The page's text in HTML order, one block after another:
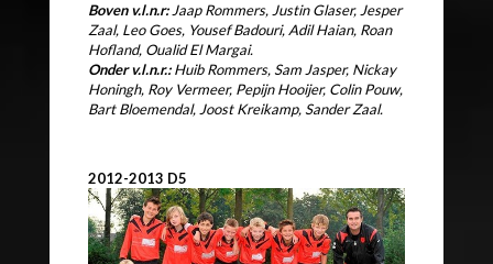
Boven v.l.n.r:Jaap Rommers, Justin Glaser, Jesper
Zaal, Leo Goes, Yousef Badouri, Adil Haian, Roan
Hofland, Oualid El Margai.
Onder v.l.n.r.:Huib Rommers, Sam Jasper, Nickay
Honingh, Roy Vermeer, Pepijn Hooijer, Colin Pouw,
Bart Bloemendal, Joost Kreikamp, Sander Zaal.
2012-2013 D5